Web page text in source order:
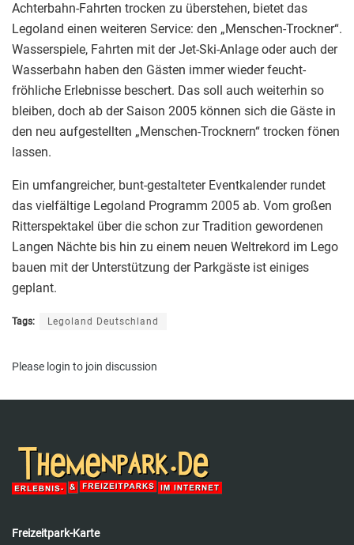
Achterbahn-Fahrten trocken zu überstehen, bietet das
Legoland einen weiteren Service: den „Menschen-Trockner“.
Wasserspiele, Fahrten mit der Jet-Ski-Anlage oder auch der
Wasserbahn haben den Gästen immer wieder feucht-
fröhliche Erlebnisse beschert. Das soll auch weiterhin so
bleiben, doch ab der Saison 2005 können sich die Gäste in
den neu aufgestellten „Menschen-Trocknern“ trocken fönen
lassen.
Ein umfangreicher, bunt-gestalteter Eventkalender rundet
das vielfältige Legoland Programm 2005 ab. Vom großen
Ritterspektakel über die schon zur Tradition gewordenen
Langen Nächte bis hin zu einem neuen Weltrekord im Lego
bauen mit der Unterstützung der Parkgäste ist einiges
geplant.
Tags: Legoland Deutschland
Please login to join discussion
Freizeitpark-Karte